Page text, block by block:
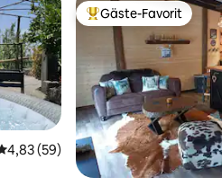
Bewertungen
Bewertung: 4,83
4,83 (59)
Beliebter Gäste-
Gäste-Favorit